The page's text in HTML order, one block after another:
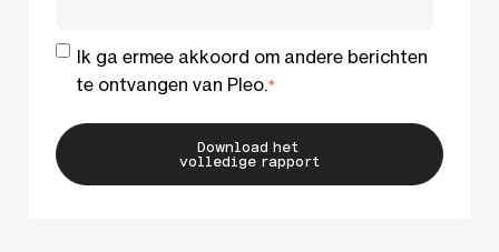
Ik ga ermee akkoord om andere berichten
te ontvangen van Pleo.*